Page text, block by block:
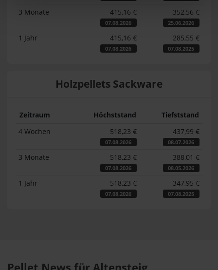
3 Monate 415,16 €
07.08.2026
352,56 €
25.06.2026
1 Jahr 415,16 €
07.08.2026
285,55 €
07.08.2025
Holzpellets Sackware
Zeitraum Höchststand
Tiefststand
4 Wochen
518,23 €
07.08.2026
437,99 €
08.07.2026
3 Monate 518,23 €
07.08.2026
388,01 €
08.05.2026
1 Jahr 518,23 €
07.08.2026
347,95 €
07.08.2025